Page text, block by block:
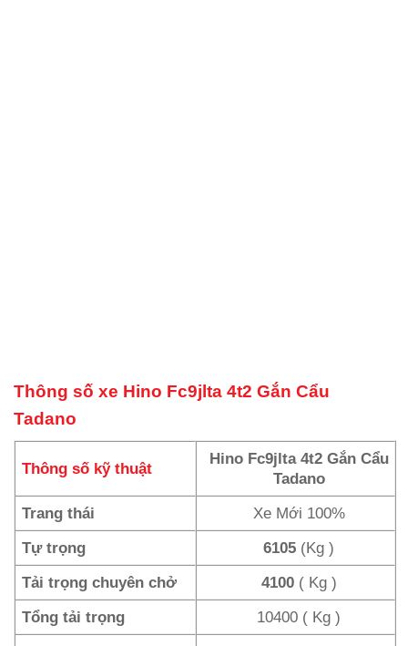
Thông số xe Hino Fc9jlta 4t2 Gắn Cẩu
Tadano
Thông số kỹ thuật
Hino Fc9jlta 4t2 Gắn Cẩu
Tadano
Trang thái
Xe Mới 100%
Tự trọng
6105 (Kg )
Tải trọng chuyên chở
4100 ( Kg )
Tổng tải trọng
10400 ( Kg )